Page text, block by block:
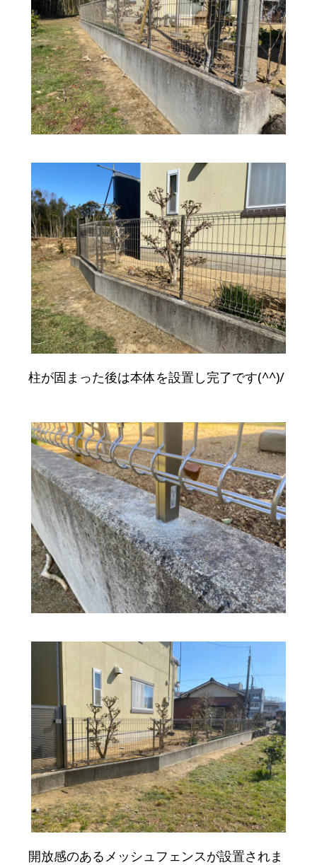
柱が固まった後は本体を設置し完了です(^^)/
開放感のあるメッシュフェンスが設置されま